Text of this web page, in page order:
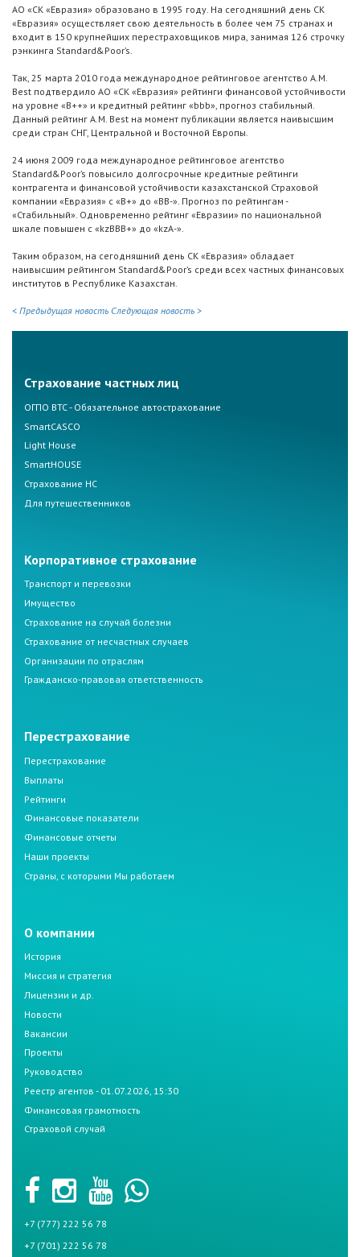
АО «СК «Евразия» образовано в 1995 году. На сегодняшний день СК
«Евразия» осуществляет свою деятельность в более чем 75 странах и
входит в 150 крупнейших перестраховщиков мира, занимая 126 строчку
рэнкинга Standard&Poor’s.
Так, 25 марта 2010 года международное рейтинговое агентство A.M.
Best подтвердило АО «СК «Евразия» рейтинги финансовой устойчивости
на уровне «B++» и кредитный рейтинг «bbb», прогноз стабильный.
Данный рейтинг A.M. Best на момент публикации является наивысшим
среди стран СНГ, Центральной и Восточной Европы.
24 июня 2009 года международное рейтинговое агентство
Standard&Poor’s повысило долгосрочные кредитные рейтинги
контрагента и финансовой устойчивости казахстанской Страховой
компании «Евразия» с «В+» до «BB-». Прогноз по рейтингам -
«Стабильный». Одновременно рейтинг «Евразии» по национальной
шкале повышен с «kzВВВ+» до «kzA-».
Таким образом, на сегодняшний день СК «Евразия» обладает
наивысшим рейтингом Standard&Poor’s среди всех частных финансовых
институтов в Республике Казахстан.
< Предыдущая новость Следующая новость >
Страхование частных лиц
ОГПО ВТС - Обязательное автострахование
SmartCASCO
Light House
SmartHOUSE
Страхование НС
Для путешественников
Корпоративное страхование
Транспорт и перевозки
Имущество
Страхование на случай болезни
Страхование от несчастных случаев
Организации по отраслям
Гражданско-правовая ответственность
Перестрахование
Перестрахование
Выплаты
Рейтинги
Финансовые показатели
Финансовые отчеты
Наши проекты
Страны, с которыми Мы работаем
О компании
История
Миссия и стратегия
Лицензии и др.
Новости
Вакансии
Проекты
Руководство
Реестр агентов - 01.07.2026, 15:30
Финансовая грамотность
Страховой случай
+7 (777) 222 56 78
+7 (701) 222 56 78